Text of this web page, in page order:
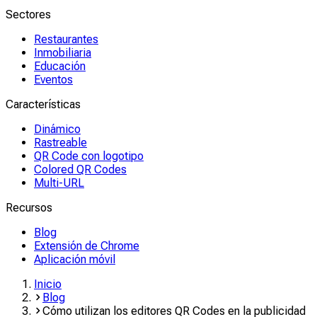
Sectores
Restaurantes
Inmobiliaria
Educación
Eventos
Características
Dinámico
Rastreable
QR Code con logotipo
Colored QR Codes
Multi-URL
Recursos
Blog
Extensión de Chrome
Aplicación móvil
Inicio
Blog
Cómo utilizan los editores QR Codes en la publicidad